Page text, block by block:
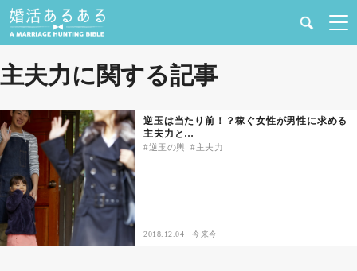
健康
恋愛の悩み
出会い
合コン・街コン
主夫力に関する記事
逆玉は当たり前！？稼ぐ女性が男性に求める
主夫力と…
逆玉の輿 主夫力
2018.12.04 今来今